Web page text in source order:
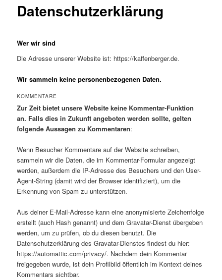
Datenschutzerklärung
Wer wir sind
Die Adresse unserer Website ist: https://kaffenberger.de.
Wir sammeln keine personenbezogenen Daten.
KOMMENTARE
Zur Zeit bietet unsere Website keine Kommentar-Funktion
an. Falls dies in Zukunft angeboten werden sollte, gelten
folgende Aussagen zu Kommentaren:
Wenn Besucher Kommentare auf der Website schreiben,
sammeln wir die Daten, die im Kommentar-Formular angezeigt
werden, außerdem die IP-Adresse des Besuchers und den User-
Agent-String (damit wird der Browser identifiziert), um die
Erkennung von Spam zu unterstützen.
Aus deiner E-Mail-Adresse kann eine anonymisierte Zeichenfolge
erstellt (auch Hash genannt) und dem Gravatar-Dienst übergeben
werden, um zu prüfen, ob du diesen benutzt. Die
Datenschutzerklärung des Gravatar-Dienstes findest du hier:
https://automattic.com/privacy/. Nachdem dein Kommentar
freigegeben wurde, ist dein Profilbild öffentlich im Kontext deines
Kommentars sichtbar.